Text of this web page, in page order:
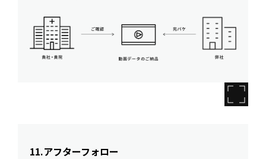
11.アフターフォロー